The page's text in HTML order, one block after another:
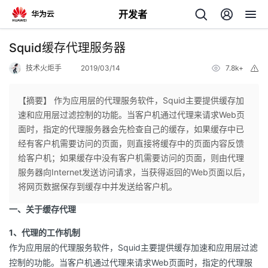
开发者
返
个
人
页
我
开
发
Squid缓存代理服务器
技术火炬手 2019/03/14 7.8k+
【摘要】 作为应用层的代理服务软件，Squid主要提供缓存加
速和应用层过滤控制的功能。当客户机通过代理来请求Web页
面时，指定的代理服务器会先检查自己的缓存，如果缓存中已
经有客户机需要访问的页面，则直接将缓存中的页面内容反馈
给客户机；如果缓存中没有客户机需要访问的页面，则由代理
服务器向Internet发送访问请求，当获得返回的Web页面以后，
将网页数据保存到缓存中并发送给客户机。
一、关于缓存代理
1、代理的工作机制
作为应用层的代理服务软件，Squid主要提供缓存加速和应用层过滤
控制的功能。当客户机通过代理来请求Web页面时，指定的代理服